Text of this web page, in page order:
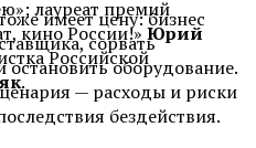
лауреат премий
кино России!»Юрий
Российской
.
имеет цену: бизнес
сорвать
оборудование.
— расходы и риски
бездействия.